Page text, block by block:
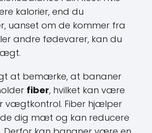
kalorier, end du
uanset om de kommer fra
andre fødevarer, kan du
at bemærke, at bananer
fiber , hvilket kan være
vægtkontrol. Fiber hjælper
dig mæt og kan reducere
Derfor kan bananer være en